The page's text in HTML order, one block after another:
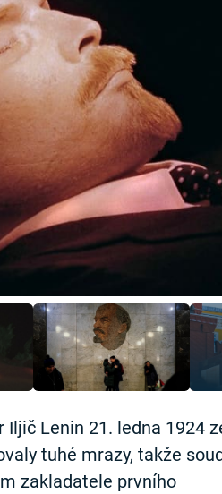
Lenin 21. ledna 1924
tuhé mrazy, takže
zakladatele prvního